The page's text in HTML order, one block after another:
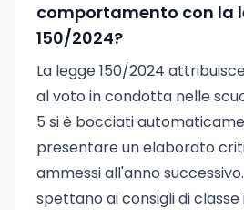
comportamento con la
150/2024?
La legge 150/2024
al voto in condotta nelle
5 si è bocciati
presentare un elaborato
ammessi all'anno
spettano ai consigli di classe